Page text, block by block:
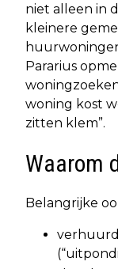
niet alleen in
kleinere
Pararius
woning kost
zitten klem”.
Waarom
Belangrijke